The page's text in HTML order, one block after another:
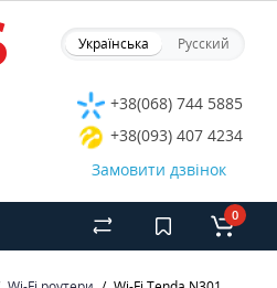
Українська Русский
+38(068) 744 5885
+38(093) 407 4234
Замовити дзвінок
0